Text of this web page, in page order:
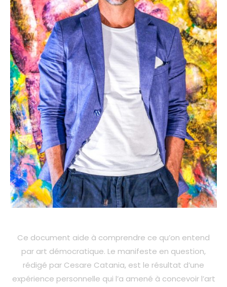
Ce document aide à comprendre ce qu’on entend
par art démocratique. Le manifeste en question,
rédigé par Cesare Catania, est le résultat d’une
expérience personnelle qui l’a amené à concevoir l’art